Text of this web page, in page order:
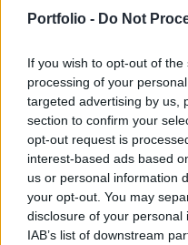
Portfolio - Do Not
If you wish to opt-out of
processing of your
targeted advertising by us,
section to confirm your
opt-out request is
interest-based ads based
us or personal information
your opt-out. You may
disclosure of your
IAB’s list of downstream
tudták szállítani, ami
a balesetről készült
sajnálatos módon
A szemtanuk elmondása
elválasztófalnak ütközött,
azonnal lángra kapott,
másik autó is belehajtott.
a baleset
volt kapcsolva, vagy nem.
azonnal mérnököket